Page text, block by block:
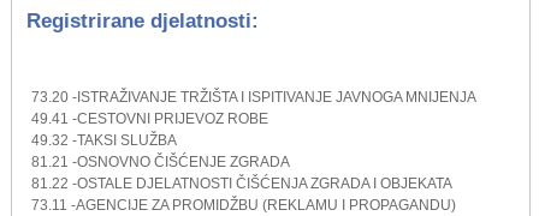
Registrirane djelatnosti:
73.20 -ISTRAŽIVANJE TRŽIŠTA I ISPITIVANJE JAVNOGA MNIJENJA
49.41 -CESTOVNI PRIJEVOZ ROBE
49.32 -TAKSI SLUŽBA
81.21 -OSNOVNO ČIŠĆENJE ZGRADA
81.22 -OSTALE DJELATNOSTI ČIŠĆENJA ZGRADA I OBJEKATA
73.11 -AGENCIJE ZA PROMIDŽBU (REKLAMU I PROPAGANDU)